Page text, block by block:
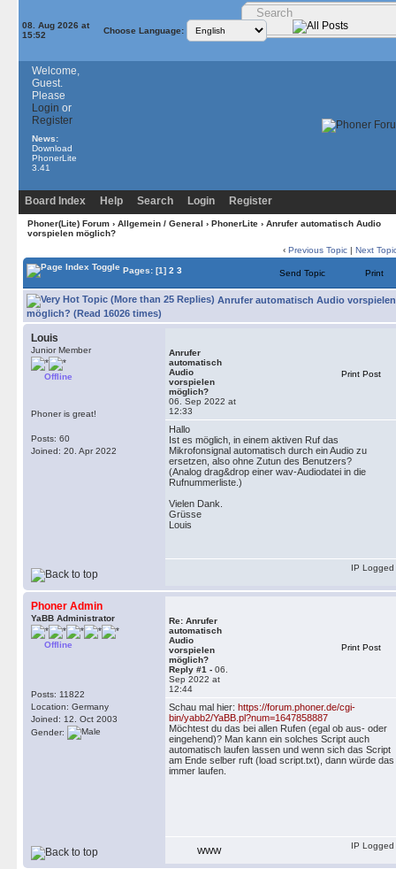
08. Aug 2026 at
15:52
Choose Language:
Welcome,
Guest.
Please
Login or
Register
News:
Download
PhonerLite
3.41
Board Index Help Search Login Register
Phoner(Lite) Forum› Allgemein / General › PhonerLite› Anrufer automatisch Audio
vorspielen möglich?
‹ Previous Topic | Next
Pages: [1] 2 3 Send Topic Print
Anrufer automatisch Audio vorspielen
möglich? (Read 16026 times)
Louis
Junior Member
Offline
Phoner is great!
Posts: 60
Joined: 20. Apr 2022
Anrufer
automatisch
Audio
vorspielen
möglich?
06. Sep 2022 at
12:33
Print Post
Hallo
Ist es möglich, in einem aktiven Ruf das
Mikrofonsignal automatisch durch ein Audio zu
ersetzen, also ohne Zutun des Benutzers?
(Analog drag&drop einer wav-Audiodatei in die
Rufnummerliste.)
Vielen Dank.
Grüsse
Louis
IP Logged
Phoner Admin
YaBB Administrator
Offline
Posts: 11822
Location: Germany
Joined: 12. Oct 2003
Gender:
Re: Anrufer
automatisch
Audio
vorspielen
möglich?
Reply #1 - 06.
Sep 2022 at
12:44
Print Post
Schau mal hier: https://forum.phoner.de/cgi-
bin/yabb2/YaBB.pl?num=1647858887
Möchtest du das bei allen Rufen (egal ob aus- oder
eingehend)? Man kann ein solches Script auch
automatisch laufen lassen und wenn sich das Script
am Ende selber ruft (load script.txt), dann würde das
immer laufen.
WWW
IP Logged